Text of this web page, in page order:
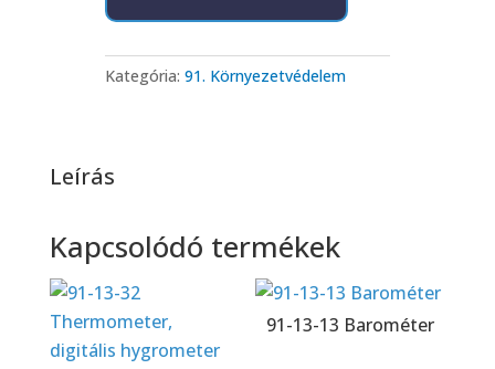
(külső-
digitális
Kategória: 91. Környezetvédelem
Leírás
Kapcsolódó termékek
91-13-13 Barométer